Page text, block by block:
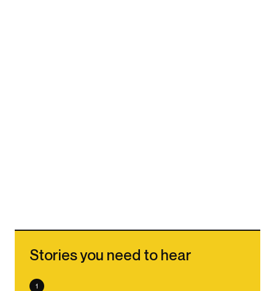
Stories you need to hear
1